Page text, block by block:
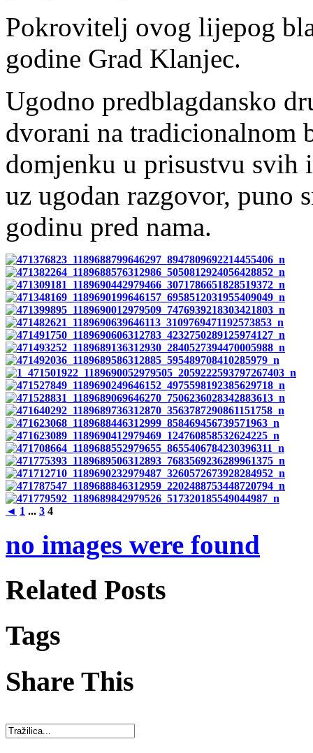
Pokrovitelj ovog lijepog
godine Grad Klanjec.
Ugodno predblagdansko
dvorani na tradicionalnom
domjenku u prisustvu
uz ugodan razgovor, puno
godinu pred nama.
◄ 1 ... 3 4
no images were found
Related Posts
Tags
Share This